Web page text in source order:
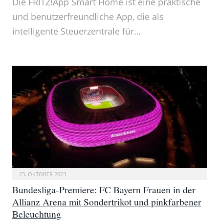
und benutzerfreundliche App, die als
intelligente Steuerzentrale für…
23. OKTOBER 2023
Bundesliga-Premiere: FC Bayern Frauen in der
Allianz Arena mit Sondertrikot und pinkfarbener
Beleuchtung